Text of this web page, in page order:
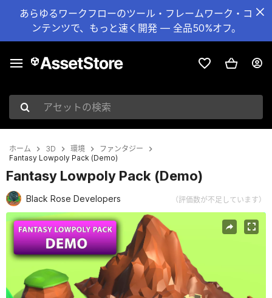
あらゆるワークフローのツール・フレームワーク・コ
ンテンツで、もっと速く開発 — 全品50%オフ。
アセットの検索
ホーム 3D 環境
ファンタジー
Fantasy Lowpoly Pack (Demo)
Fantasy Lowpoly Pack (Demo)
Black Rose Developers （評価数が不足しています）
現在のスライド：1 / 2